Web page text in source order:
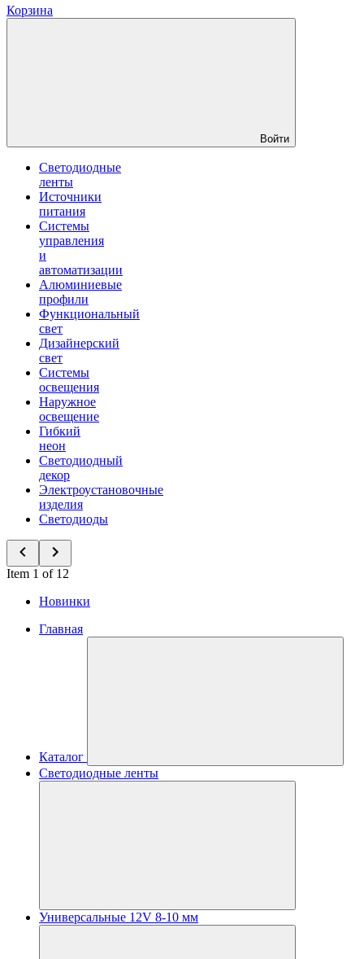
Корзина
Войти
Светодиодные
ленты
Источники
питания
Системы
управления
и
автоматизации
Алюминиевые
профили
Функциональный
свет
Дизайнерский
свет
Системы
освещения
Наружное
освещение
Гибкий
неон
Светодиодный
декор
Электроустановочные
изделия
Светодиоды
Item 1 of 12
Новинки
Главная
Каталог
Светодиодные ленты
Универсальные 12V 8-10 мм